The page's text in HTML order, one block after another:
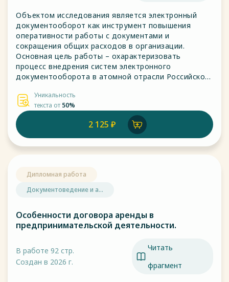
Объектом исследования является электронный
документооборот как инструмент повышения
оперативности работы с документами и
сокращения общих расходов в организации.
Основная цель работы – охарактеризовать
процесс внедрения систем электронного
документооборота в атомной отрасли Российской
опыта.Уникальность
текста от 50%
2 125 ₽
Дипломная работа
Документоведение и а...
Особенности договора аренды в
предпринимательской деятельности.
В работе 92 стр.
Создан в 2026 г.
Читать
фрагмент